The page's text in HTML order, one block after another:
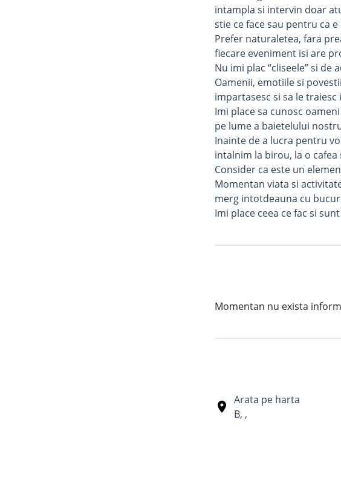
intampla si intervin doar
stie ce face sau pentru ca
Prefer naturaletea, fara
fiecare eveniment isi are
Nu imi plac “cliseele” si de
Oamenii, emotiile si
impartasesc si sa le traiesc
Imi place sa cunosc
pe lume a baietelului
Inainte de a lucra pentru
intalnim la birou, la o
Consider ca este un
Momentan viata si
merg intotdeauna cu
Imi place ceea ce fac si
Momentan nu exista
Arata pe harta
B, ,